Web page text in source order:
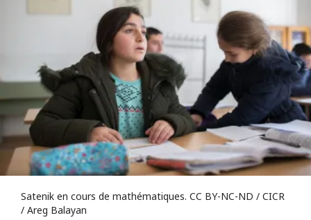
Satenik en cours de mathématiques. CC BY-NC-ND / CICR
/ Areg Balayan